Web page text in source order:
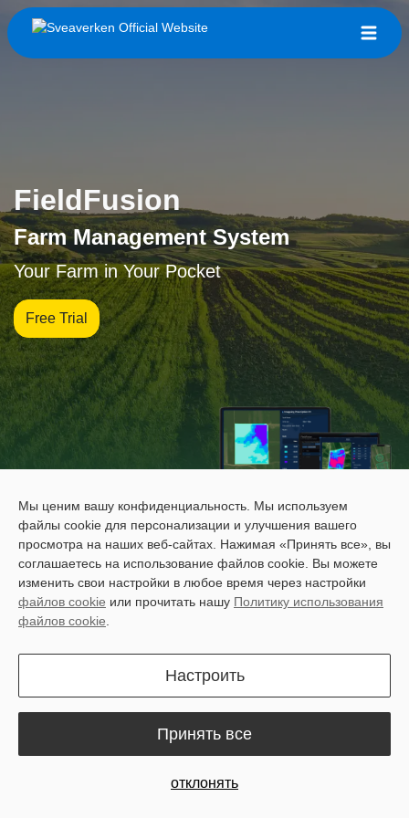
FieldFusion
Farm Management System
Your Farm in Your Pocket
Free Trial
One Farm Management
platform
for any kind of operations
Check field progress, plan your daily farm work, and manage your
team from multiple devices — all in one place. It works hand in
hand with our Sveaverken auto-steer lineup, helping you get done
more with less time in the field.
Мы ценим вашу конфиденциальность. Мы используем
файлы cookie для персонализации и улучшения вашего
просмотра на наших веб-сайтах. Нажимая «Принять все», вы
соглашаетесь на использование файлов cookie. Вы можете
изменить свои настройки в любое время через настройки
файлов cookie или прочитать нашу Политику использования
файлов cookie
Настроить
отклонять
Принять все